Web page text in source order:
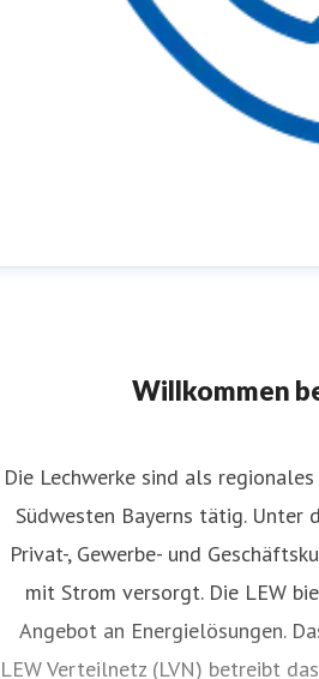
Willkommen
Die Lechwerke sind als
Südwesten Bayerns tätig. Unter
Privat-, Gewerbe- und
mit Strom versorgt. Die LEW
Angebot an Energielösungen.
LEW Verteilnetz (LVN) betreibt